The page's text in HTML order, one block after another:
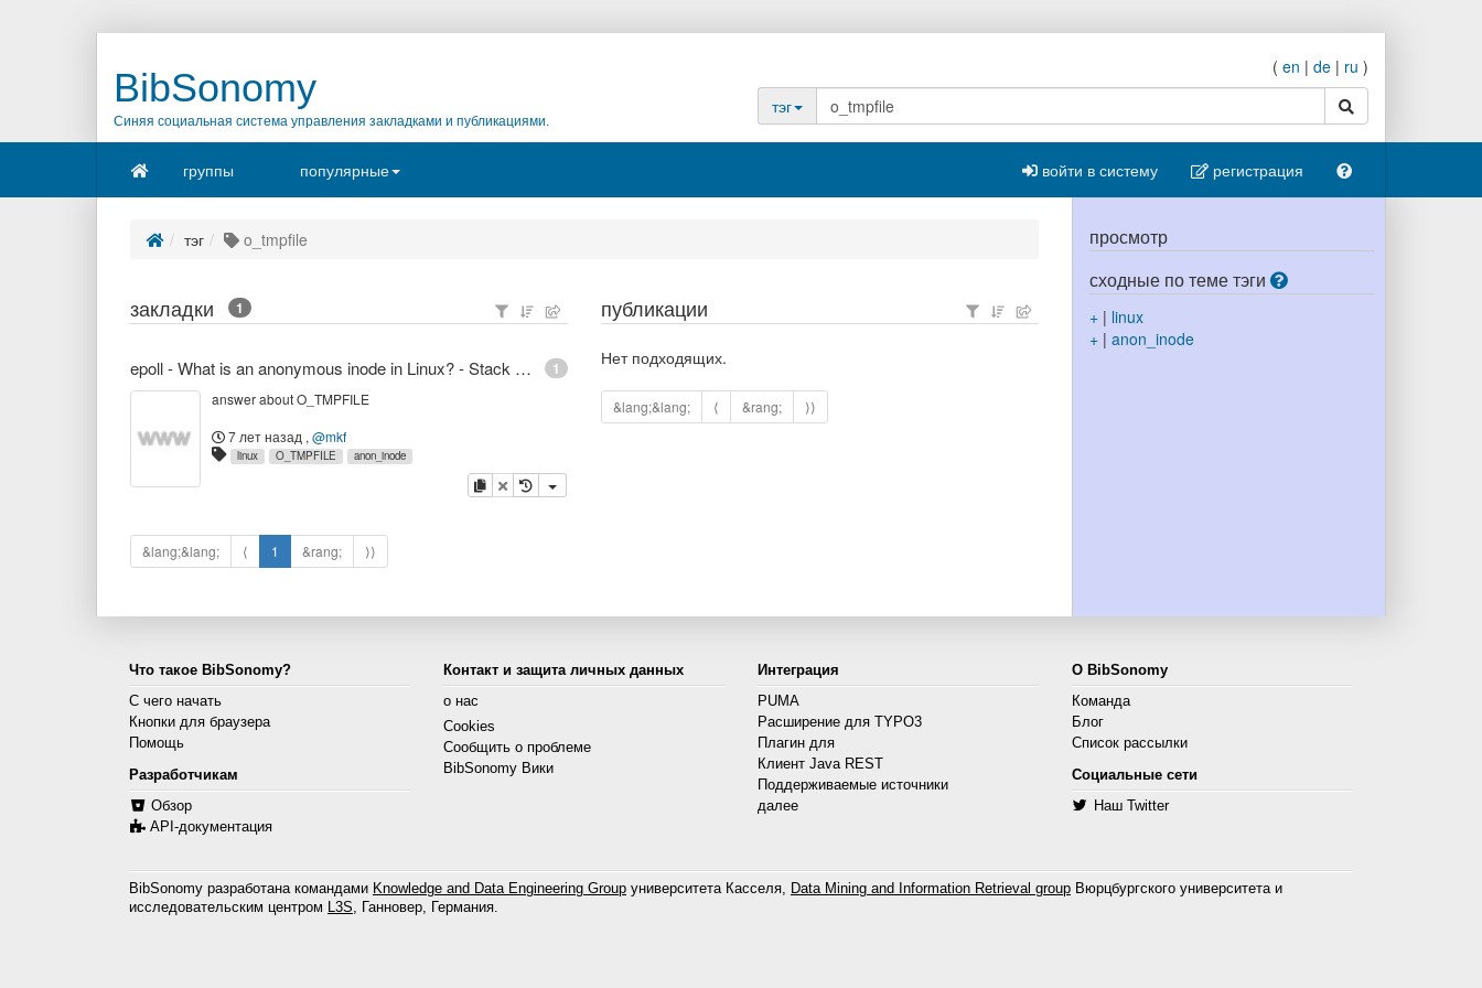
BibSonomy
Синяя социальная система управления закладками и публикациями.
( en | de | ru )
тэг
поиск
группы популярные войти в систему регистрация
тэг o_tmpfile
закладки 1
1
epoll - What is an anonymous inode in Linux? - Stack Overflow
answer about O_TMPFILE
7 лет назад , @mkf
linux O_TMPFILE anon_inode
копировать
удалить
&lang;&lang; ⟨ 1 &rang; ⟩⟩
публикации
Нет подходящих.
&lang;&lang; ⟨ &rang; ⟩⟩
просмотр
сходные по теме тэги
+| linux
+| anon_inode
Что такое BibSonomy?
С чего начать
Кнопки для браузера
Помощь
Разработчикам
Обзор
API-документация
Контакт и защита личных данных
о нас
Cookies
Сообщить о проблеме
BibSonomy Вики
Интеграция
PUMA
Расширение для TYPO3
Плагин для
Клиент Java REST
Поддерживаемые источники
далее
О BibSonomy
Команда
Блог
Список рассылки
Социальные сети
Наш Twitter
BibSonomy разработана командами Knowledge and Data Engineering Group университета Касселя, Data Mining and Information Retrieval group Вюрцбургского университета и
исследовательским центром L3S, Ганновер, Германия.